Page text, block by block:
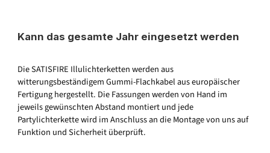
Kann das gesamte Jahr eingesetzt werden
Die SATISFIRE Illulichterketten werden aus
witterungsbeständigem Gummi-Flachkabel aus europäischer
Fertigung hergestellt. Die Fassungen werden von Hand im
jeweils gewünschten Abstand montiert und jede
Partylichterkette wird im Anschluss an die Montage von uns auf
Funktion und Sicherheit überprüft.